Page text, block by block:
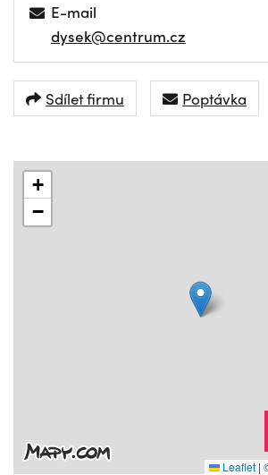
E-mail
dysek@centrum.cz
Sdílet firmu Poptávka
+
−
Leaflet |